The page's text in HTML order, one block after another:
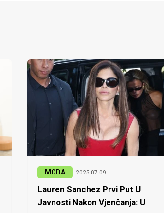
MODA 2025-07-09
Lauren Sanchez Prvi Put U
Javnosti Nakon Vjenčanja: U